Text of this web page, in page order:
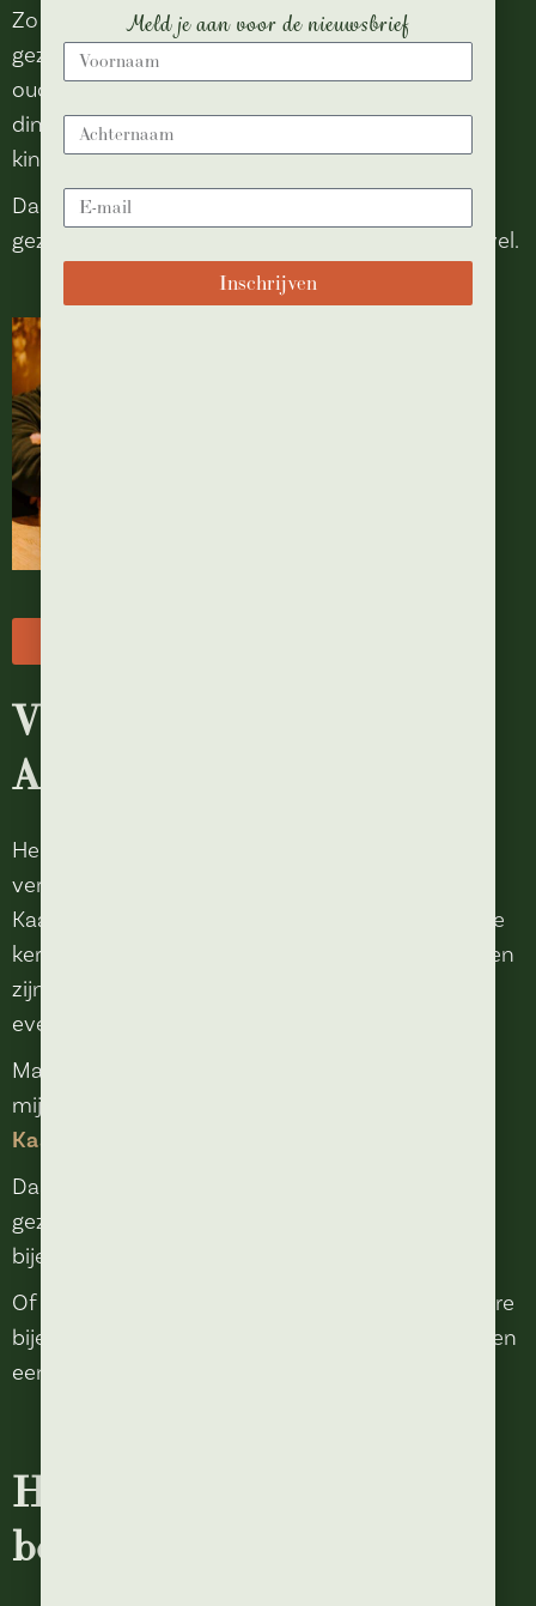
Zo wordt uit eten gaan in Kaatsheuvel een
gezellige belevenis voor het hele gezin. Terwijl
ouders genieten van een ontspannen lunch of
diner, kunnen kinderen kiezen uit verschillende
kindvriendelijke gerechten.
Daardoor is Bij Anton een populaire keuze voor
gezinnen die gezellig willen uit eten in Kaatsheuvel.
Vier jouw mijlpaal bij
Anton
Heb je een speciale gelegenheid, zoals een
verjaardag, bruiloft of jubileum? Ga uit eten in
Kaatsheuvel bij Anton en laat ons zorgen voor de
kers op de taart. Wij horen graag wat jouw wensen
zijn en denken met je mee om jouw viering net
even wat specialer te maken.
Maak de mooiste herinneringen en vier jouw
mijlpaal bij Anton. Ook
Kaatsheuvel
Daardoor is Bij Anton niet alleen geschikt voor
gezellige avonden uit, maar ook voor zakelijke
bijeenkomsten en groepsmomenten.
Of het nu gaat om een intiem diner of een grotere
bijeenkomst, wij zorgen voor een gastvrije sfeer en
een gezellige avond.
Het hele jaar door iets te
beleven
Meld je aan voor de nieuwsbrief
Inschrijven